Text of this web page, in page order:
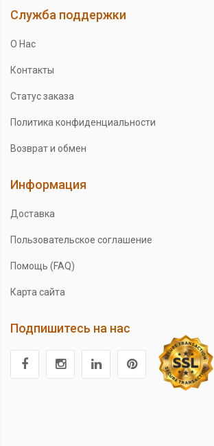
Служба поддержки
О Нас
Контакты
Статус заказа
Политика конфиденциальности
Возврат и обмен
Информация
Доставка
Пользовательское соглашение
Помощь (FAQ)
Карта сайта
Подпишитесь на нас